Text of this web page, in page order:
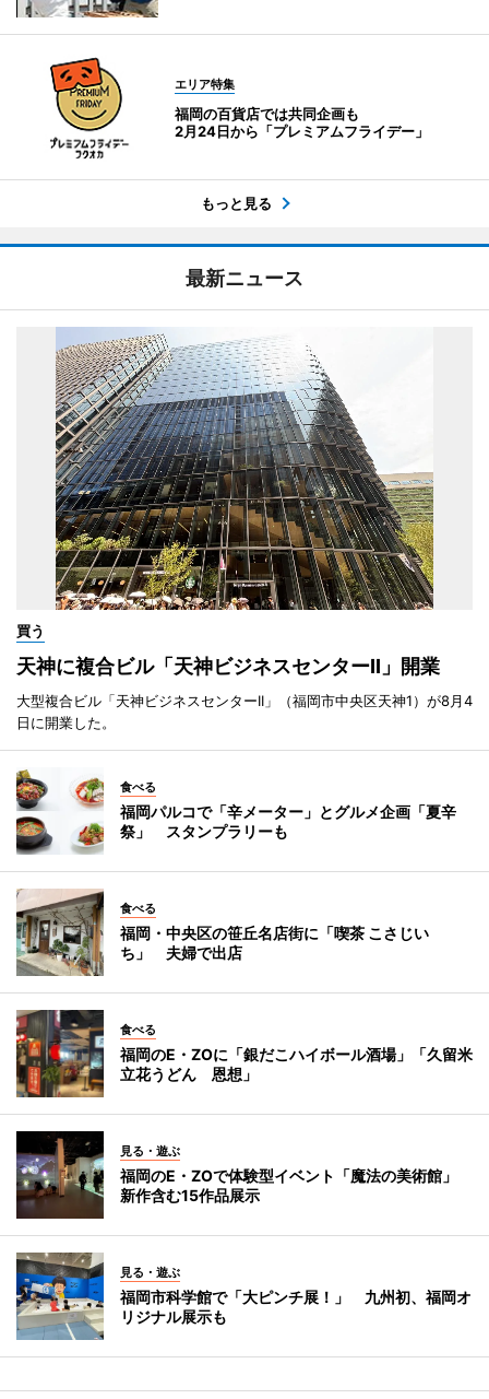
エリア特集
福岡の百貨店では共同企画も
2月24日から「プレミアムフライデー」
もっと見る
最新ニュース
買う
天神に複合ビル「天神ビジネスセンターII」開業
大型複合ビル「天神ビジネスセンターII」（福岡市中央区天神1）が8月4
日に開業した。
食べる
福岡パルコで「辛メーター」とグルメ企画「夏辛
祭」 スタンプラリーも
食べる
福岡・中央区の笹丘名店街に「喫茶 こさじい
ち」 夫婦で出店
食べる
福岡のE・ZOに「銀だこハイボール酒場」「久留米
立花うどん 恩想」
見る・遊ぶ
福岡のE・ZOで体験型イベント「魔法の美術館」
新作含む15作品展示
見る・遊ぶ
福岡市科学館で「大ピンチ展！」 九州初、福岡オ
リジナル展示も